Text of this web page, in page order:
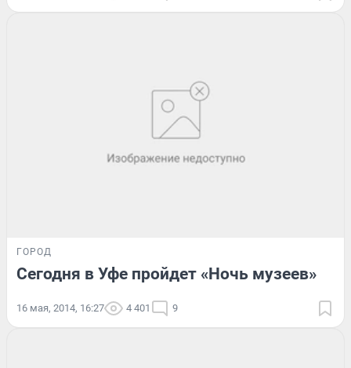
ГОРОД
Сегодня в Уфе пройдет «Ночь музеев»
16 мая, 2014, 16:27 4 401 9